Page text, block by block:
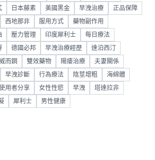
日本藤素 美國黑金 早洩治療 正品保障
西地那非 服用方式 藥物副作用
壓力管理 印度犀利士 每日療法
德國必邦 早洩治療經歷 達泊西汀
威而鋼 雙效藥物 陽痿治療 夫妻關係
早洩診斷 行為療法 陰莖增粗 海綿體
用者分享 女性性慾 早洩 塔達拉非
犀利士 男性健康